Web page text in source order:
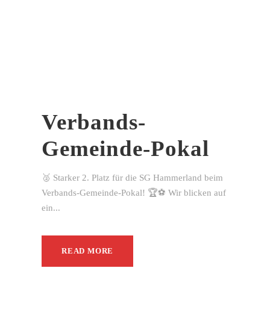
Verbands-
Gemeinde-Pokal
🥈 Starker 2. Platz für die SG Hammerland beim
Verbands-Gemeinde-Pokal! 🏆⚽ Wir blicken auf
ein...
READ MORE